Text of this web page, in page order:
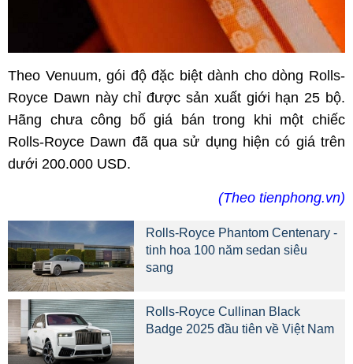
Theo Venuum, gói độ đặc biệt dành cho dòng Rolls-
Royce Dawn này chỉ được sản xuất giới hạn 25 bộ.
Hãng chưa công bố giá bán trong khi một chiếc
Rolls-Royce Dawn đã qua sử dụng hiện có giá trên
dưới 200.000 USD.
(Theo tienphong.vn)
Rolls-Royce Phantom Centenary -
tinh hoa 100 năm sedan siêu
sang
Rolls-Royce Cullinan Black
Badge 2025 đầu tiên về Việt Nam